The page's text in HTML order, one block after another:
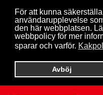
För att kunna
användarupplevelse
den här webbplatsen.
webbpolicy för mer
sparar och varför.
Avböj
Skip to main content